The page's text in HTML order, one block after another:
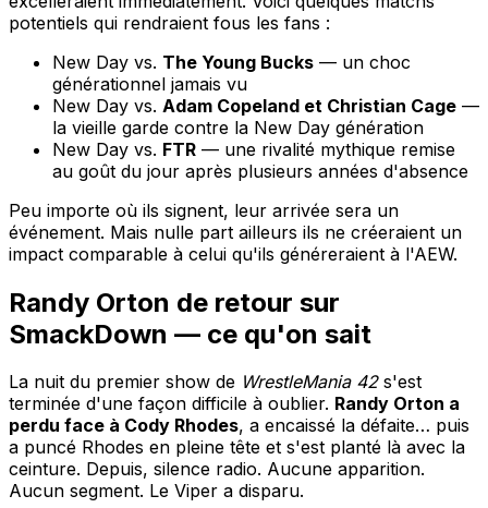
potentiels qui rendraient fous les fans :
New Day vs. The Young Bucks — un choc
générationnel jamais vu
New Day vs. Adam Copeland et Christian Cage —
la vieille garde contre la New Day génération
New Day vs. FTR — une rivalité mythique remise
au goût du jour après plusieurs années d'absence
Peu importe où ils signent, leur arrivée sera un
événement. Mais nulle part ailleurs ils ne créeraient un
impact comparable à celui qu'ils généreraient à l'AEW.
Randy Orton de retour sur
SmackDown — ce qu'on sait
La nuit du premier show de WrestleMania 42s'est
terminée d'une façon difficile à oublier. Randy Orton a
perdu face à Cody Rhodes, a encaissé la défaite… puis
a puncé Rhodes en pleine tête et s'est planté là avec la
ceinture. Depuis, silence radio. Aucune apparition.
Aucun segment. Le Viper a disparu.